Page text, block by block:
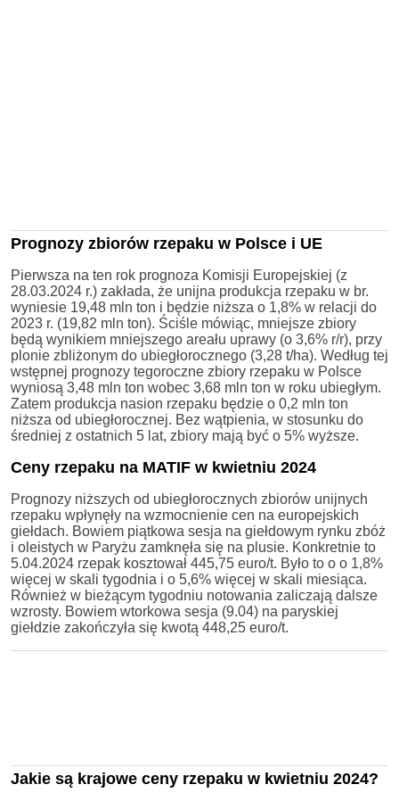
Prognozy zbiorów rzepaku w Polsce i UE
Pierwsza na ten rok prognoza Komisji Europejskiej (z
28.03.2024 r.) zakłada, że unijna produkcja rzepaku w br.
wyniesie 19,48 mln ton i będzie niższa o 1,8% w relacji do
2023 r. (19,82 mln ton). Ściśle mówiąc, mniejsze zbiory
będą wynikiem mniejszego areału uprawy (o 3,6% r/r), przy
plonie zbliżonym do ubiegłorocznego (3,28 t/ha). Według tej
wstępnej prognozy tegoroczne zbiory rzepaku w Polsce
wyniosą 3,48 mln ton wobec 3,68 mln ton w roku ubiegłym.
Zatem produkcja nasion rzepaku będzie o 0,2 mln ton
niższa od ubiegłorocznej. Bez wątpienia, w stosunku do
średniej z ostatnich 5 lat, zbiory mają być o 5% wyższe.
Ceny rzepaku na MATIF w kwietniu 2024
Prognozy niższych od ubiegłorocznych zbiorów unijnych
rzepaku wpłynęły na wzmocnienie cen na europejskich
giełdach. Bowiem piątkowa sesja na giełdowym rynku zbóż
i oleistych w Paryżu zamknęła się na plusie. Konkretnie to
5.04.2024 rzepak kosztował 445,75 euro/t. Było to o o 1,8%
więcej w skali tygodnia i o 5,6% więcej w skali miesiąca.
Również w bieżącym tygodniu notowania zaliczają dalsze
wzrosty. Bowiem wtorkowa sesja (9.04) na paryskiej
giełdzie zakończyła się kwotą 448,25 euro/t.
Jakie są krajowe ceny rzepaku w kwietniu 2024?